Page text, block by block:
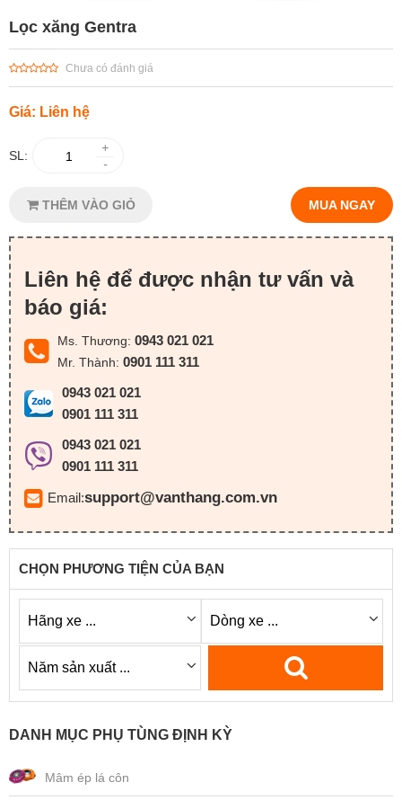
Lọc xăng Gentra
Chưa có đánh giá
Giá: Liên hệ
SL:
+
-
THÊM VÀO GIỎ MUA NGAY
Liên hệ để được nhận tư vấn và
báo giá:
Ms. Thương: 0943 021 021
Mr. Thành: 0901 111 311
0943 021 021
0901 111 311
0943 021 021
0901 111 311
Email:support@vanthang.com.vn
CHỌN PHƯƠNG TIỆN CỦA BẠN
DANH MỤC PHỤ TÙNG ĐỊNH KỲ
Mâm ép lá côn